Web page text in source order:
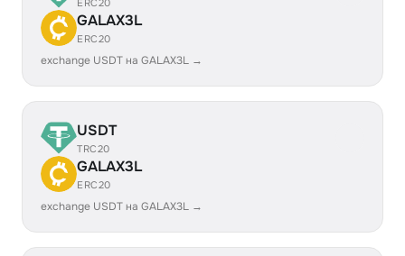
ERC20
GALAX3L
ERC20
exchange USDT на GALAX3L →
USDT
TRC20
GALAX3L
ERC20
exchange USDT на GALAX3L →